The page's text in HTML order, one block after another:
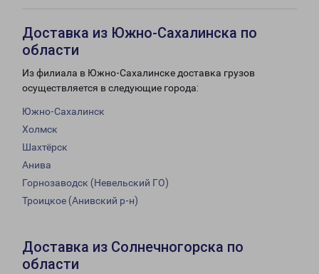
Доставка из Южно-Сахалинска по
области
Из филиала в Южно-Сахалинске доставка грузов
осуществляется в следующие города:
Южно-Сахалинск
Холмск
Шахтёрск
Анива
Горнозаводск (Невельский ГО)
Троицкое (Анивский р-н)
Доставка из Солнечногорска по
области